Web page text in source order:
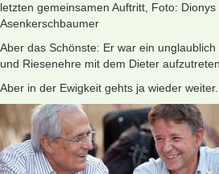
letzten gemeinsamen Auftritt, Foto: Dionys
Asenkerschbaumer
Aber das Schönste: Er war ein
und Riesenehre mit dem Dieter
Aber in der Ewigkeit gehts ja wieder weiter.